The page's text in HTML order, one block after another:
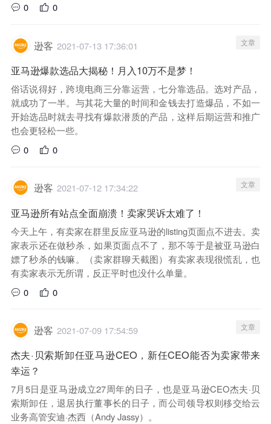
0
0
逊客 2021-07-13 17:36:01 文章
亚马逊爆款选品大揭秘！月入10万不是梦！
俗话说得好，跨境电商三分靠运营，七分靠选品。选对产品，
就成功了一半。与其花大量的时间和金钱去打造爆品，不如一
开始选品时就去寻找有爆款潜质的产品，这样后期运营和推广
也会更轻松一些。
0
0
逊客 2021-07-12 17:34:22 文章
亚马逊所有站点全面崩溃！卖家哭诉太难了！
今天上午，有卖家在群里反应亚马逊的listing页面点不进去。卖
家表示还在做秒杀，如果页面点不了，那不等于是被亚马逊白
嫖了秒杀的钱嘛。（卖家群聊天截图）有卖家表现很慌乱，也
有卖家表示无所谓，反正平时也没什么单量。
0
0
逊客 2021-07-09 17:54:59 文章
杰夫·贝索斯卸任亚马逊CEO，新任CEO能否为卖家带来
幸运？
7月5日是亚马逊成立27周年的日子，也是亚马逊CEO杰夫·贝
索斯卸任，退居执行董事长的日子，而公司领导权则移交给云
业务高管安迪·杰西（Andy Jassy）。